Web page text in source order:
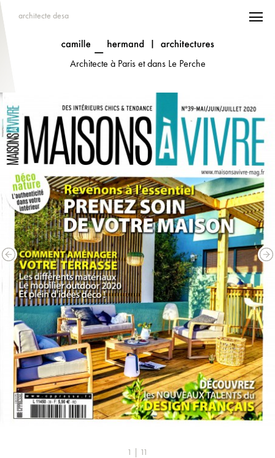
architecte desa
Architecte à Paris et dans Le Perche
1 | 11